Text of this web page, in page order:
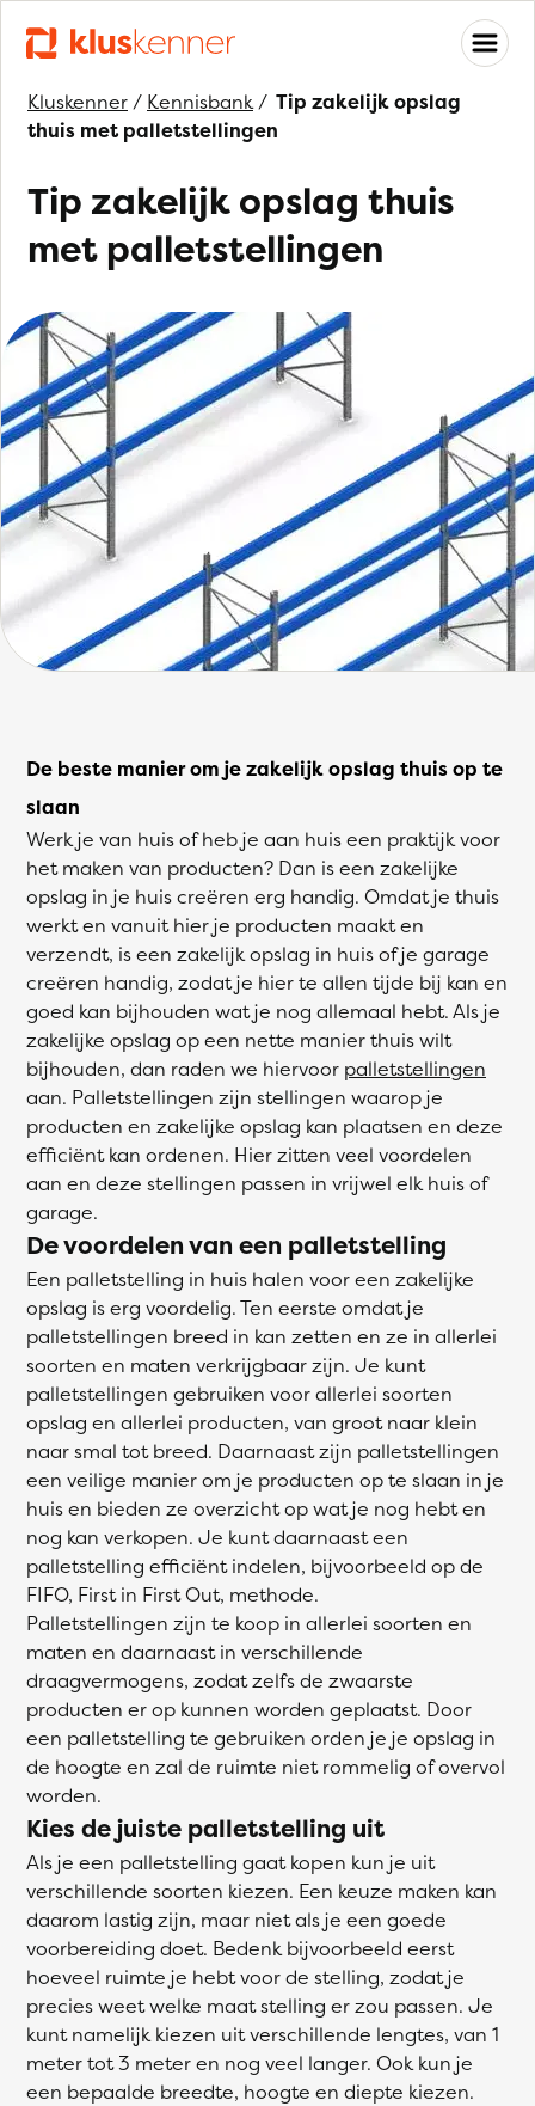
Kluskenner/ Kennisbank/ Tip zakelijk opslag
thuis met palletstellingen
Tip zakelijk opslag thuis
met palletstellingen
De beste manier om je zakelijk opslag thuis op te
slaan
Werk je van huis of heb je aan huis een praktijk voor
het maken van producten? Dan is een zakelijke
opslag in je huis creëren erg handig. Omdat je thuis
werkt en vanuit hier je producten maakt en
verzendt, is een zakelijk opslag in huis of je garage
creëren handig, zodat je hier te allen tijde bij kan en
goed kan bijhouden wat je nog allemaal hebt. Als je
zakelijke opslag op een nette manier thuis wilt
bijhouden, dan raden we hiervoor palletstellingen
aan. Palletstellingen zijn stellingen waarop je
producten en zakelijke opslag kan plaatsen en deze
efficiënt kan ordenen. Hier zitten veel voordelen
aan en deze stellingen passen in vrijwel elk huis of
garage.
De voordelen van een palletstelling
Een palletstelling in huis halen voor een zakelijke
opslag is erg voordelig. Ten eerste omdat je
palletstellingen breed in kan zetten en ze in allerlei
soorten en maten verkrijgbaar zijn. Je kunt
palletstellingen gebruiken voor allerlei soorten
opslag en allerlei producten, van groot naar klein
naar smal tot breed. Daarnaast zijn palletstellingen
een veilige manier om je producten op te slaan in je
huis en bieden ze overzicht op wat je nog hebt en
nog kan verkopen. Je kunt daarnaast een
palletstelling efficiënt indelen, bijvoorbeeld op de
FIFO, First in First Out, methode.
Palletstellingen zijn te koop in allerlei soorten en
maten en daarnaast in verschillende
draagvermogens, zodat zelfs de zwaarste
producten er op kunnen worden geplaatst. Door
een palletstelling te gebruiken orden je je opslag in
de hoogte en zal de ruimte niet rommelig of overvol
worden.
Kies de juiste palletstelling uit
Als je een palletstelling gaat kopen kun je uit
verschillende soorten kiezen. Een keuze maken kan
daarom lastig zijn, maar niet als je een goede
voorbereiding doet. Bedenk bijvoorbeeld eerst
hoeveel ruimte je hebt voor de stelling, zodat je
precies weet welke maat stelling er zou passen. Je
kunt namelijk kiezen uit verschillende lengtes, van 1
meter tot 3 meter en nog veel langer. Ook kun je
een bepaalde breedte, hoogte en diepte kiezen.